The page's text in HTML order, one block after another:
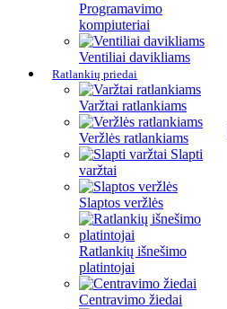
Programavimo
kompiuteriai
Ventiliai davikliams
Ratlankių priedai
Varžtai ratlankiams
Veržlės ratlankiams
Slapti
varžtai
Slaptos veržlės
Ratlankių išnešimo
platintojai
Centravimo žiedai